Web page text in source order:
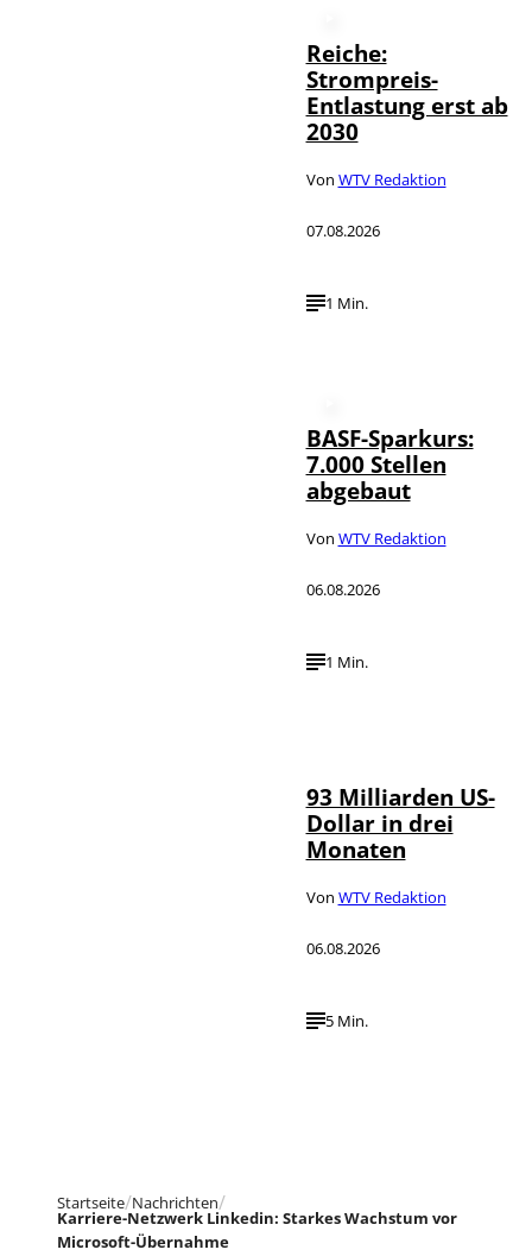
Reiche:
Strompreis-
Entlastung erst ab
2030
Von WTV Redaktion
07.08.2026
1 Min.
BASF-Sparkurs:
7.000 Stellen
abgebaut
Von WTV Redaktion
06.08.2026
1 Min.
93 Milliarden US-
Dollar in drei
Monaten
Von WTV Redaktion
06.08.2026
5 Min.
Startseite Nachrichten
Karriere-Netzwerk Linkedin: Starkes Wachstum vor
Microsoft-Übernahme